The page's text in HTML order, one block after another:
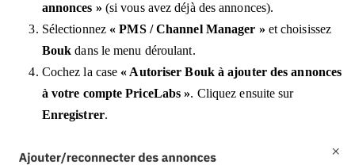
annonces » (si vous avez déjà des annonces).
Sélectionnez « PMS / Channel Manager » et choisissez
Bouk dans le menu déroulant.
Cochez la case « Autoriser Bouk à ajouter des annonces
à votre compte PriceLabs ». Cliquez ensuite sur
Enregistrer.